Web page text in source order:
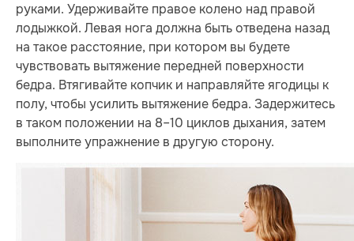
руками. Удерживайте правое колено над правой
лодыжкой. Левая нога должна быть отведена назад
на такое расстояние, при котором вы будете
чувствовать вытяжение передней поверхности
бедра. Втягивайте копчик и направляйте ягодицы к
полу, чтобы усилить вытяжение бедра. Задержитесь
в таком положении на 8–10 циклов дыхания, затем
выполните упражнение в другую сторону.